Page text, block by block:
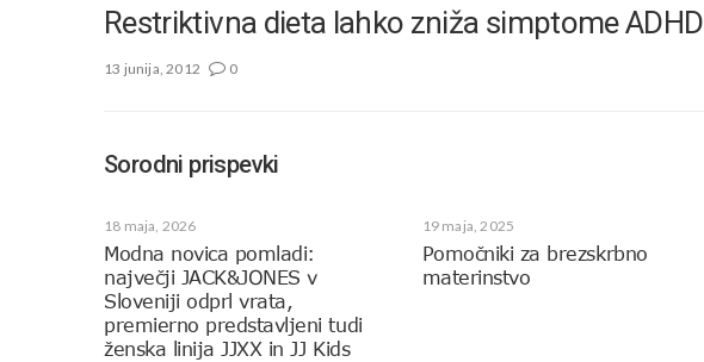
Restriktivna dieta lahko zniža simptome ADHD
13 junija, 2012 0
Sorodni prispevki
18 maja, 2026
Modna novica pomladi:
največji JACK&JONES v
Sloveniji odprl vrata,
premierno predstavljeni tudi
ženska linija JJXX in JJ Kids
19 maja, 2025
Pomočniki za brezskrbno
materinstvo